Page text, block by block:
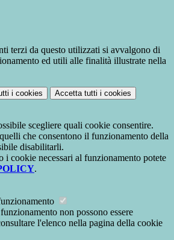
terzi da questo utilizzati si avvalgono di
ed utili alle finalità illustrate nella
i cookies Accetta tutti i cookies
scegliere quali cookie consentire.
che consentono il funzionamento della
disabilitarli.
i cookie necessari al funzionamento potete
.
non possono essere
l'elenco nella pagina della cookie